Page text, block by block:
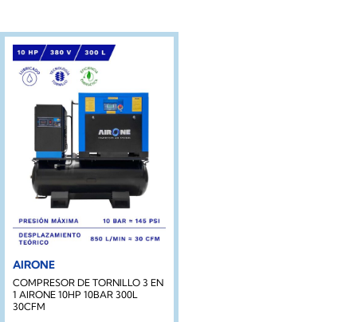
AIRONE
COMPRESOR DE TORNILLO 3 EN
1 AIRONE 10HP 10BAR 300L
30CFM